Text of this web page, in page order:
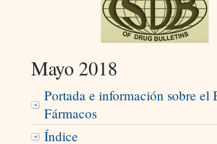
Mayo 2018
Portada e información sobre el
Fármacos
Índice